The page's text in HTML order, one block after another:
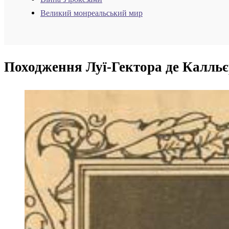
Великий монреальський мир
Походження Луї-Гектора де